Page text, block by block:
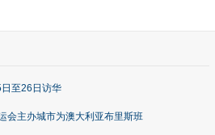
至26日访华
会主办城市为澳大利亚布里斯班